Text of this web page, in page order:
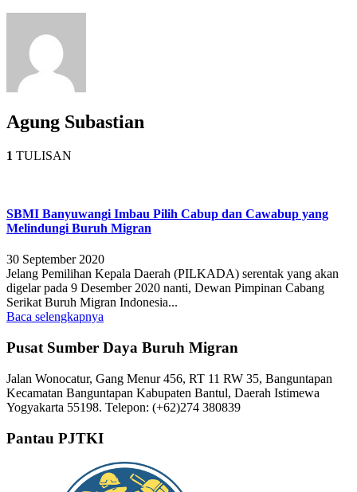
Agung Subastian
1 TULISAN
SBMI Banyuwangi Imbau Pilih Cabup dan Cawabup yang
Melindungi Buruh Migran
30 September 2020
Jelang Pemilihan Kepala Daerah (PILKADA) serentak yang akan
digelar pada 9 Desember 2020 nanti, Dewan Pimpinan Cabang
Serikat Buruh Migran Indonesia...
Baca selengkapnya
Pusat Sumber Daya Buruh Migran
Jalan Wonocatur, Gang Menur 456, RT 11 RW 35, Banguntapan
Kecamatan Banguntapan Kabupaten Bantul, Daerah Istimewa
Yogyakarta 55198. Telepon: (+62)274 380839
Pantau PJTKI